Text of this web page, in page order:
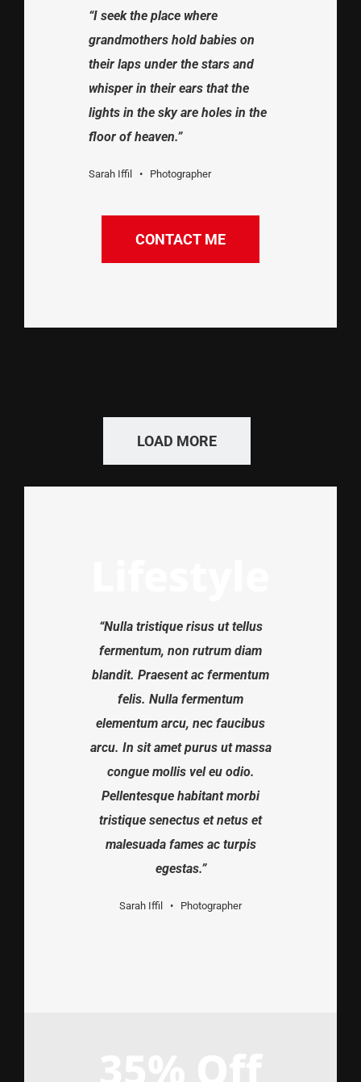
“I seek the place where
grandmothers hold babies on
their laps under the stars and
whisper in their ears that the
lights in the sky are holes in the
floor of heaven.”
Sarah Iffil • Photographer
CONTACT ME
LOAD MORE
“Nulla tristique risus ut tellus
fermentum, non rutrum diam
blandit. Praesent ac fermentum
felis. Nulla fermentum
elementum arcu, nec faucibus
arcu. In sit amet purus ut massa
congue mollis vel eu odio.
Pellentesque habitant morbi
tristique senectus et netus et
malesuada fames ac turpis
egestas.”
Sarah Iffil • Photographer